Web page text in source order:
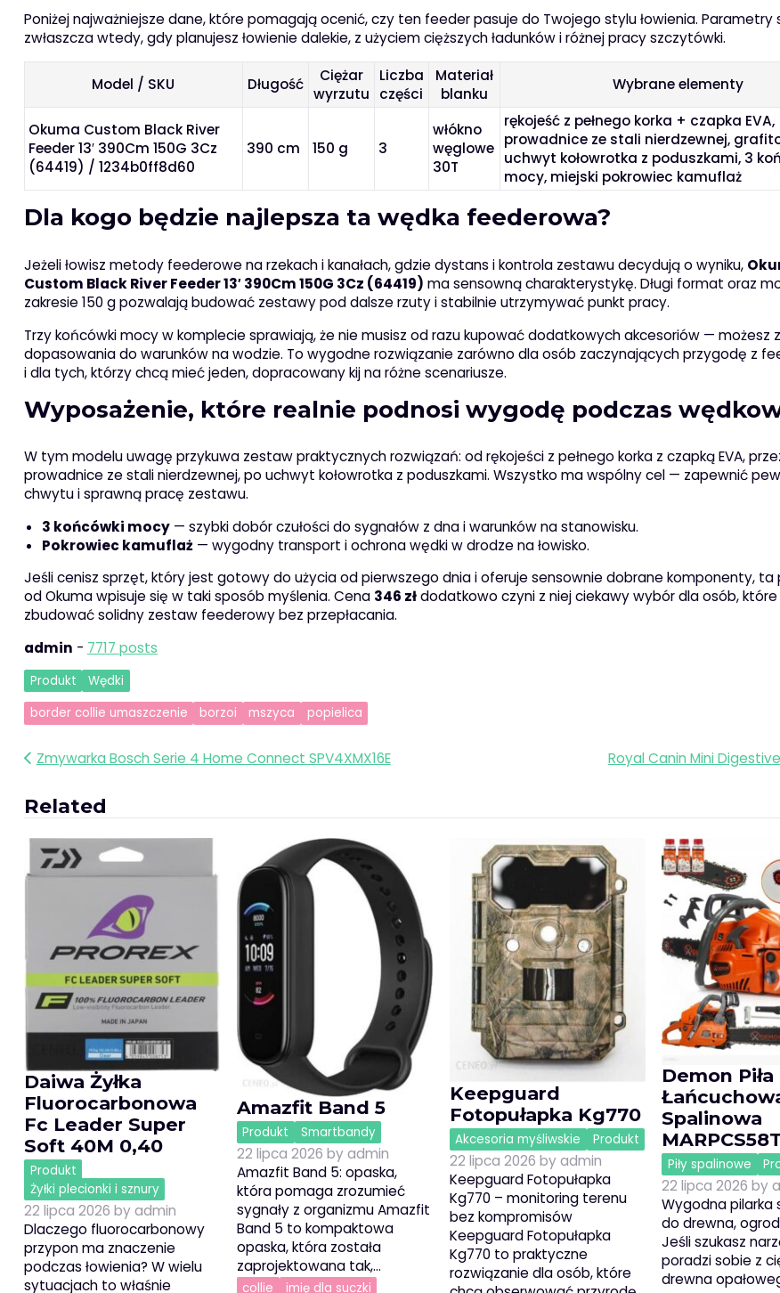
Poniżej najważniejsze dane, które pomagają ocenić, czy ten feeder pasuje do Twojego stylu łowienia. Parametry
zwłaszcza wtedy, gdy planujesz łowienie dalekie, z użyciem cięższych ładunków i różnej pracy szczytówki.
Model / SKU Długość
Ciężar
wyrzutu
Liczba
części
Materiał
blanku
Wybrane elementy
Okuma Custom Black River
Feeder 13′ 390Cm 150G 3Cz
(64419) / 1234b0ff8d60
390 cm 150 g 3
włókno
węglowe
30T
rękojeść z pełnego korka + czapka EVA,
prowadnice ze stali nierdzewnej,
uchwyt kołowrotka z poduszkami, 3
mocy, miejski pokrowiec kamuflaż
Dla kogo będzie najlepsza ta wędka feederowa?
Jeżeli łowisz metody feederowe na rzekach i kanałach, gdzie dystans i kontrola zestawu decydują o wyniku,
Custom Black River Feeder 13′ 390Cm 150G 3Cz (64419) ma sensowną charakterystykę. Długi format oraz
zakresie 150 g pozwalają budować zestawy pod dalsze rzuty i stabilnie utrzymywać punkt pracy.
Trzy końcówki mocy w komplecie sprawiają, że nie musisz od razu kupować dodatkowych akcesoriów — możesz
dopasowania do warunków na wodzie. To wygodne rozwiązanie zarówno dla osób zaczynających przygodę z
i dla tych, którzy chcą mieć jeden, dopracowany kij na różne scenariusze.
Wyposażenie, które realnie podnosi wygodę podczas
W tym modelu uwagę przykuwa zestaw praktycznych rozwiązań: od rękojeści z pełnego korka z czapką EVA,
prowadnice ze stali nierdzewnej, po uchwyt kołowrotka z poduszkami. Wszystko ma wspólny cel — zapewnić
chwytu i sprawną pracę zestawu.
3 końcówki mocy— szybki dobór czułości do sygnałów z dna i warunków na stanowisku.
Pokrowiec kamuflaż— wygodny transport i ochrona wędki w drodze na łowisko.
Jeśli cenisz sprzęt, który jest gotowy do użycia od pierwszego dnia i oferuje sensownie dobrane komponenty, ta
od Okuma wpisuje się w taki sposób myślenia. Cena 346 złdodatkowo czyni z niej ciekawy wybór dla osób,
zbudować solidny zestaw feederowy bez przepłacania.
admin - 7717 posts
Produkt
Wędki
border collie umaszczenie
borzoi mszyca popielica
Nawigacja
Zmywarka Bosch Serie 4 Home Connect SPV4XMX16E Royal Canin Mini
Related
Daiwa Żyłka
Fluorocarbonowa
Fc Leader Super
Soft 40M 0,40
Produkt
Żyłki plecionki i sznury
22 lipca 2026 byadmin
Dlaczego fluorocarbonowy
przypon ma znaczenie
podczas łowienia? W wielu
sytuacjach to właśnie
Amazfit Band 5
Produkt Smartbandy
22 lipca 2026 byadmin
Amazfit Band 5: opaska,
która pomaga zrozumieć
sygnały z organizmu Amazfit
Band 5 to kompaktowa
opaska, która została
zaprojektowana tak,…
collie imię dla suczki
Keepguard
Fotopułapka Kg770
Akcesoria myśliwskie Produkt
22 lipca 2026 byadmin
Keepguard Fotopułapka
Kg770 – monitoring terenu
bez kompromisów
Keepguard Fotopułapka
Kg770 to praktyczne
rozwiązanie dla osób, które
Demon Piła
Spalinowa
Piły spalinowe
22 lipca 2026 by
Wygodna pilarka
do drewna,
Jeśli szukasz
poradzi sobie z
drewna